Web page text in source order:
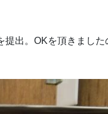
出。OKを頂きまし